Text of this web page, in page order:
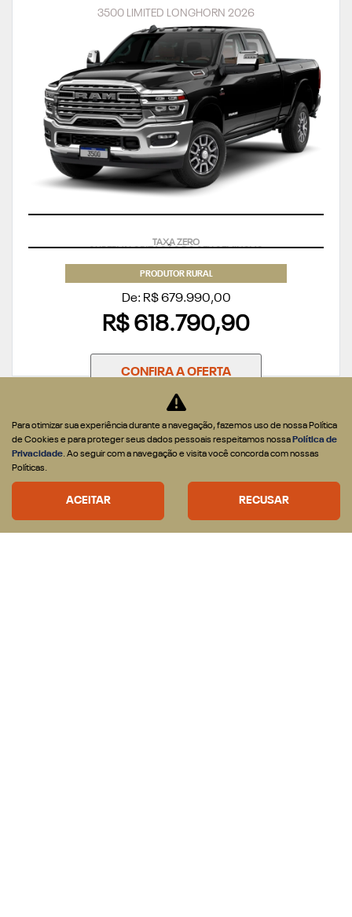
3500 LIMITED LONGHORN 2026
PRODUTOR RURAL
De: R$ 679.990,00
R$ 618.790,90
CONFIRA A OFERTA
RAMPAGE LARAMIE 2.2 DIESEL 2027
Para otimizar sua experiência durante a navegação, fazemos uso de nossa Política
de Cookies e para proteger seus dados pessoais respeitamos nossa Política de
Privacidade. Ao seguir com a navegação e visita você concorda com nossas
Políticas.
ACEITAR RECUSAR